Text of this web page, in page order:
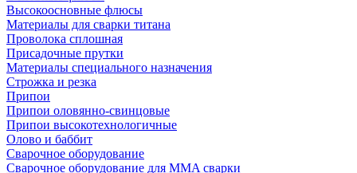
Высокоосновные флюсы
Материалы для сварки титана
Проволока сплошная
Присадочные прутки
Материалы специального назначения
Строжка и резка
Припои
Припои оловянно-свинцовые
Припои высокотехнологичные
Олово и баббит
Сварочное оборудование
Сварочное оборудование для MMA сварки